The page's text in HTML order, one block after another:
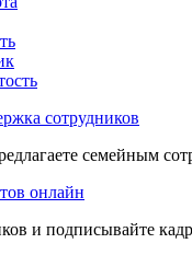
сотрудников
семейным
онлайн
и подписывайте